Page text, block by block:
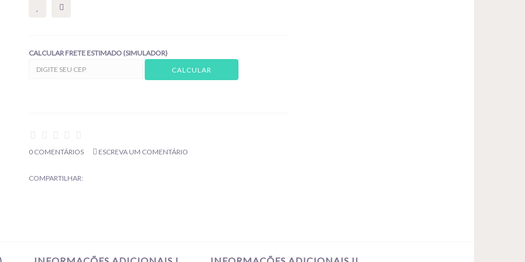
CALCULAR FRETE ESTIMADO (SIMULADOR)
0 COMENTÁRIOS ESCREVA UM COMENTÁRIO
COMPARTILHAR: